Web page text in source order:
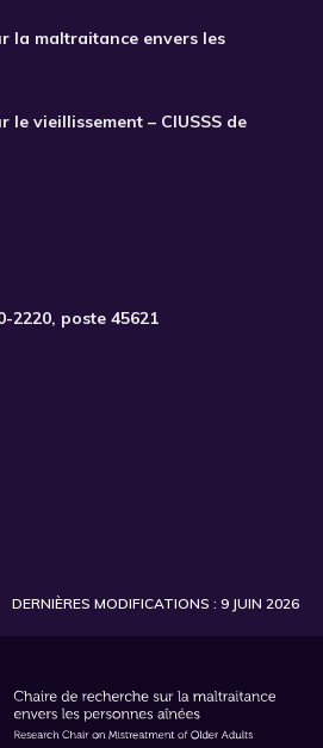
la maltraitance envers les
le vieillissement – CIUSSS de
2220, poste 45621
DERNIÈRES MODIFICATIONS : 9 JUIN 2026